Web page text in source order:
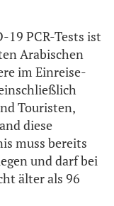
19 PCR-Tests ist
Arabischen
im Einreise-
Touristen,
diese
muss bereits
und darf bei
älter als 96